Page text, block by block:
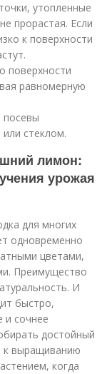
утопленные
прорастая. Если
к поверхности
поверхности
равномерную
посевы
стеклом.
лимон:
урожая
для многих
одновременно
цветами,
Преимущество
И
быстро,
и сочнее
достойный
к выращиванию
когда